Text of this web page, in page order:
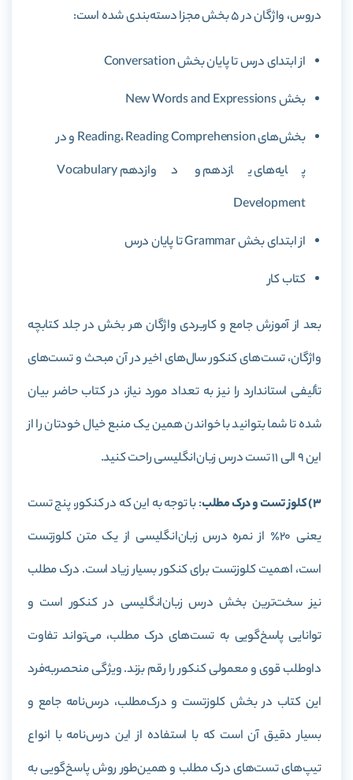
دروس، واژگان در ۵ بخش مجزا دسته‌بندی شده است:
از ابتدای درس تا پایان بخش Conversation
بخش New Words and Expressions
بخش‌های Reading، Reading Comprehension و در
پایه‌های یازدهم و دوازدهم Vocabulary
Development
از ابتدای بخش Grammar تا پایان درس
کتاب کار
بعد از آموزش جامع و کاربردی واژگان هر بخش در جلد کتابچه
واژگان، تست‌های کنکور سال‌های اخیر در آن مبحث و تست‌های
تألیفی استاندارد را نیز به تعداد مورد نیاز، در کتاب حاضر بیان
شده تا شما بتوانید با خواندن همین یک منبع خیال خودتان را از
این ۹ الی ۱۱ تست درس زبان‌انگلیسی راحت کنید.
3) کلوز تست و درک مطلب
: با توجه به این که در کنکور، پنج تست
یعنی ۲۰٪ از نمره درس زبان‌انگلیسی از یک متن کلوزتست
است، اهمیت کلوزتست برای کنکور بسیار زیاد است. درک مطلب
نیز سخت‌ترین بخش درس زبان‌انگلیسی در کنکور است و
توانایی پاسخ‌گویی به تست‌های درک مطلب، می‌تواند تفاوت
داوطلب قوی و معمولی کنکور را رقم بزند. ویژگی منحصر‌به‌فرد
این کتاب در بخش کلوزتست و درک‌مطلب، درس‌نامه جامع و
بسیار دقیق آن است که با استفاده از این درس‌نامه با انواع
تیپ‌های تست‌های درک مطلب و همین‌طور روش پاسخ‌گویی به